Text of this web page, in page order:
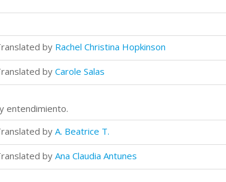
by Rachel Christina Hopkinson
by Carole Salas
entendimiento.
by A. Beatrice T.
by Ana Claudia Antunes